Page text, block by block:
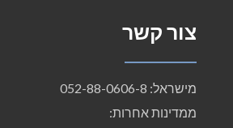
צור קשר
מישראל: 052-88-0606-8
ממדינות אחרות: